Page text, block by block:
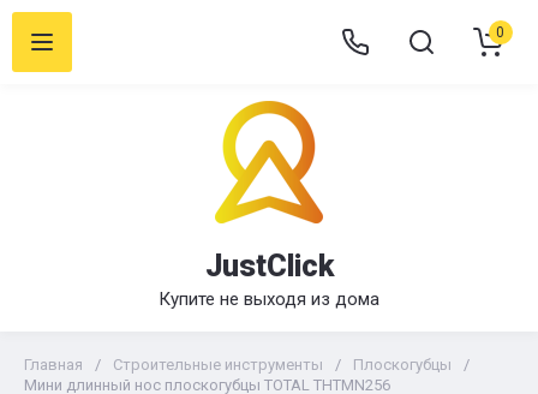
JustClick
Купите не выходя из дома
0
Главная / Строительные инструменты / Плоскогубцы
/
Мини длинный нос плоскогубцы TOTAL THTMN256